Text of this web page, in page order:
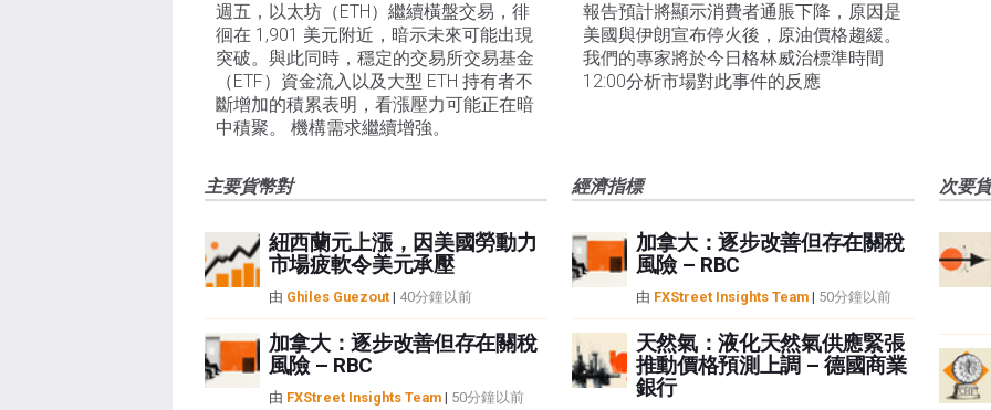
週五，以太坊（ETH）繼續橫盤交易，徘
徊在 1,901 美元附近，暗示未來可能出現
突破。與此同時，穩定的交易所交易基金
（ETF）資金流入以及大型 ETH 持有者不
斷增加的積累表明，看漲壓力可能正在暗
中積聚。 機構需求繼續增強。
報告預計將顯示消費者通脹下降，原因是
美國與伊朗宣布停火後，原油價格趨緩。
我們的專家將於今日格林威治標準時間
12:00分析市場對此事件的反應
主要貨幣對
紐西蘭元上漲，因美國勞動力
市場疲軟令美元承壓
由 Ghiles Guezout| 40分鐘以前
加拿大：逐步改善但存在關稅
風險 – RBC
由 FXStreet Insights Team| 50分鐘以前
經濟指標
加拿大：逐步改善但存在關稅
風險 – RBC
由 FXStreet Insights Team| 50分鐘以前
天然氣：液化天然氣供應緊張
推動價格預測上調 – 德國商業
銀行
次要